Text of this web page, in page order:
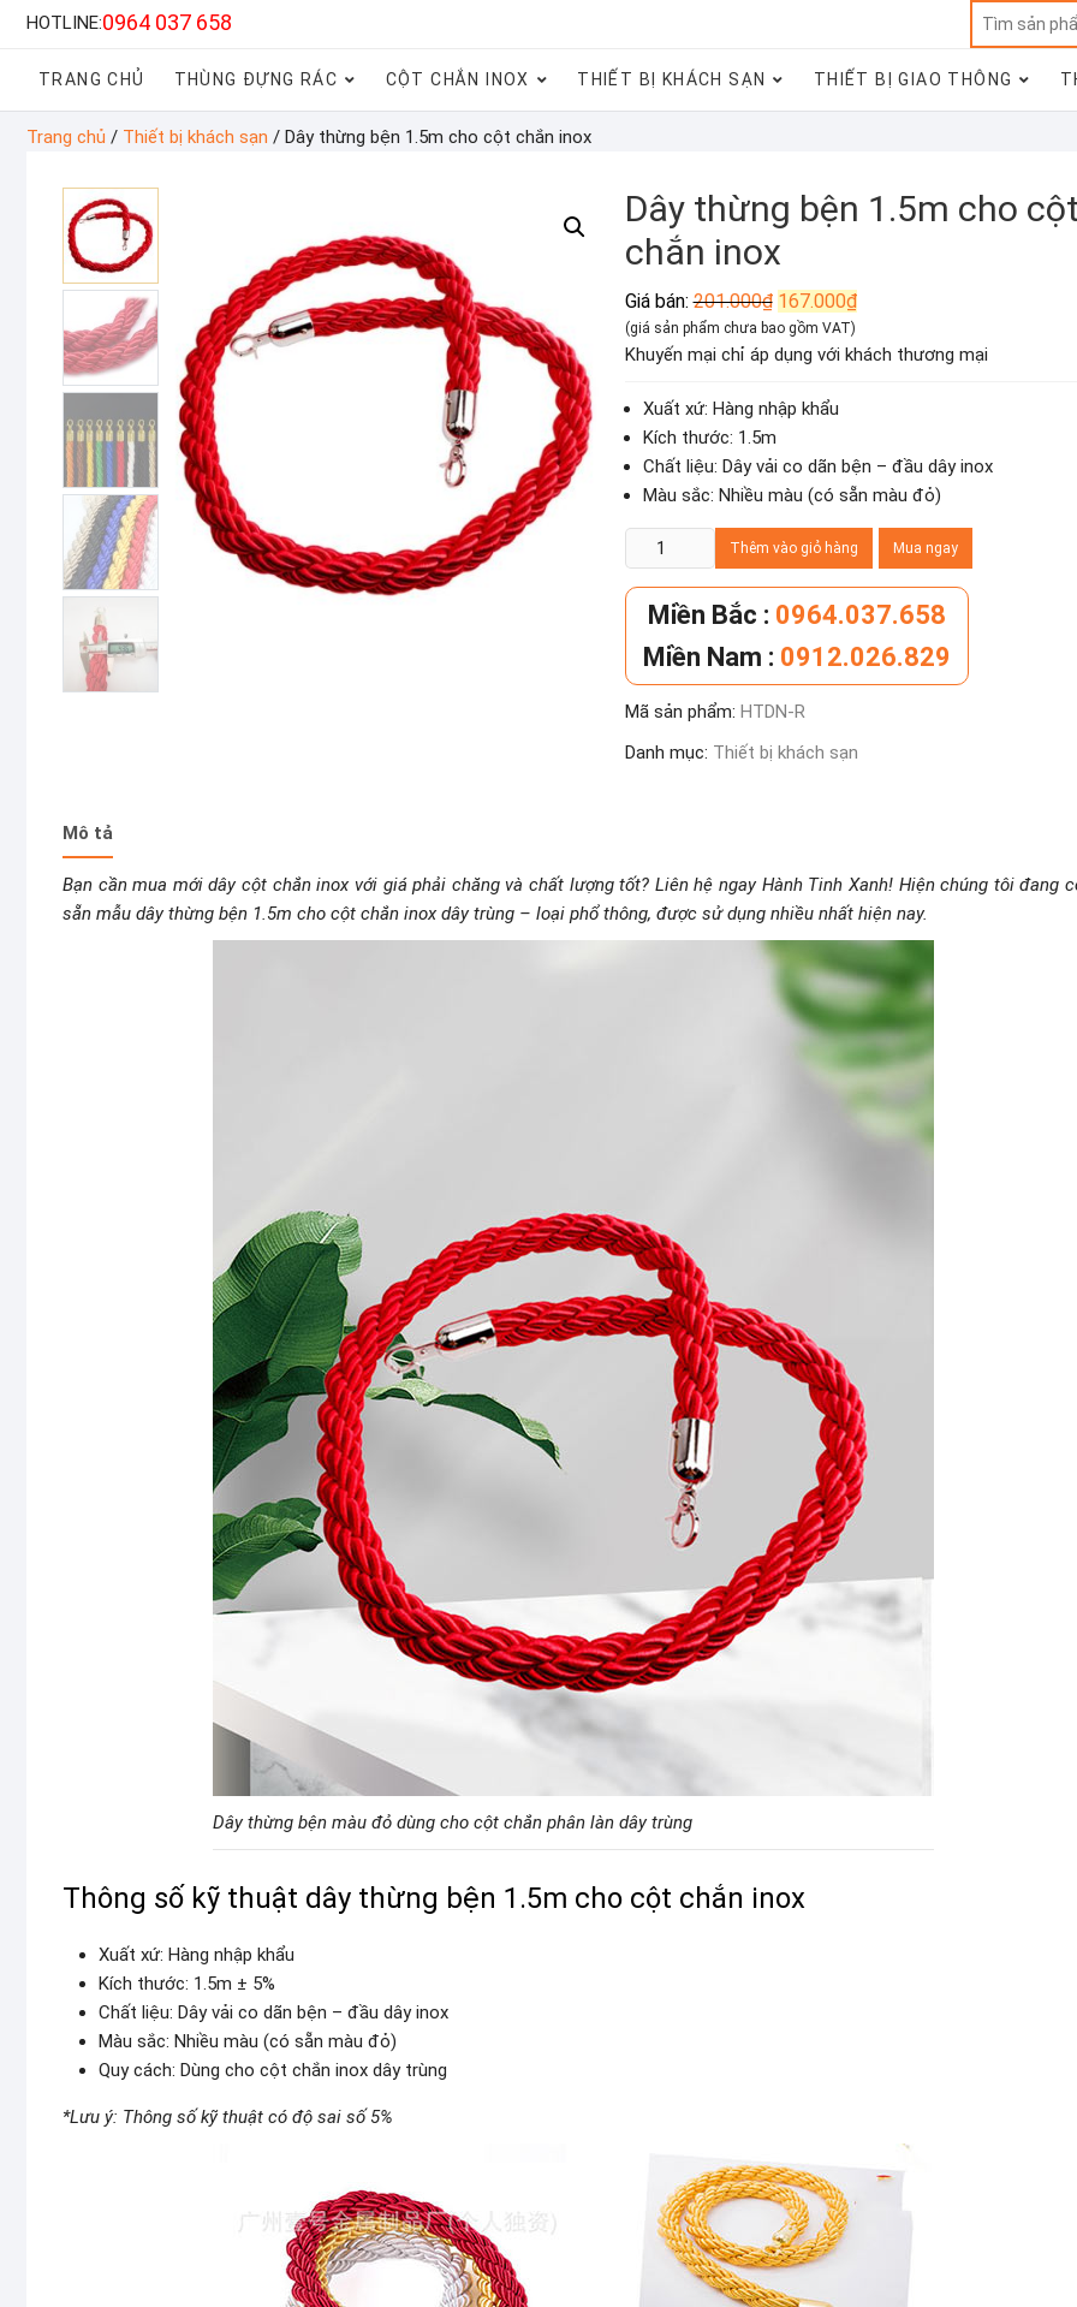
HOTLINE:0964 037 658
TRANG CHỦ THÙNG ĐỰNG RÁC CỘT CHẮN INOX THIẾT BỊ KHÁCH SẠN THIẾT BỊ GIAO THÔNG
Trang chủ / Thiết bị khách sạn / Dây thừng bện 1.5m cho cột chắn inox
Dây thừng bện 1.5m cho
chắn inox
Giá bán:201.000₫ Giá
gốc
là:
201.000₫.
167.000₫Giá
hiện
là:
(giá sản phẩm chưa bao gồm VAT)
Khuyến mại chỉ áp dụng với khách thương mại
Xuất xứ: Hàng nhập khẩu
Kích thước: 1.5m
Chất liệu: Dây vải co dãn bện – đầu dây inox
Màu sắc: Nhiều màu (có sẵn màu đỏ)
thừng
bện
1.5m
cho
cột
chắn
inox
Thêm vào giỏ hàng Mua ngay
Miền Bắc : 0964.037.658
Miền Nam : 0912.026.829
Mã sản phẩm: HTDN-R
Danh mục: Thiết bị khách sạn
Mô tả
Bạn cần mua mới dây cột chắn inox với giá phải chăng và chất lượng tốt? Liên hệ ngay Hành Tinh Xanh! Hiện chúng tôi đang
sẵn mẫu dây thừng bện 1.5m cho cột chắn inox dây trùng – loại phổ thông, được sử dụng nhiều nhất hiện nay.
Dây thừng bện màu đỏ dùng cho cột chắn phân làn dây trùng
Thông số kỹ thuật dây thừng bện 1.5m cho cột chắn inox
Xuất xứ: Hàng nhập khẩu
Kích thước: 1.5m ± 5%
Chất liệu: Dây vải co dãn bện – đầu dây inox
Màu sắc: Nhiều màu (có sẵn màu đỏ)
Quy cách: Dùng cho cột chắn inox dây trùng
*Lưu ý: Thông số kỹ thuật có độ sai số 5%